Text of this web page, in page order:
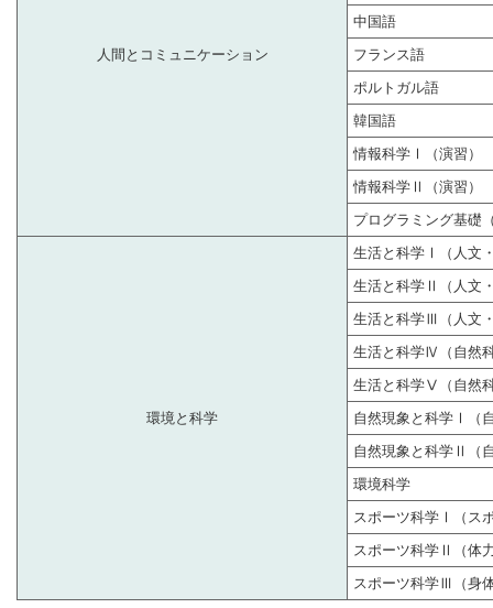
人間とコミュニケーション
中国語
フランス語
ポルトガル語
韓国語
情報科学Ⅰ（演習）
情報科学Ⅱ（演習）
プログラミング基礎
環境と科学
生活と科学Ⅰ（人文
生活と科学Ⅱ（人文
生活と科学Ⅲ（人文
生活と科学Ⅳ（自然
生活と科学Ⅴ（自然
自然現象と科学Ⅰ（
自然現象と科学Ⅱ（
環境科学
スポーツ科学Ⅰ（ス
スポーツ科学Ⅱ（体
スポーツ科学Ⅲ（身